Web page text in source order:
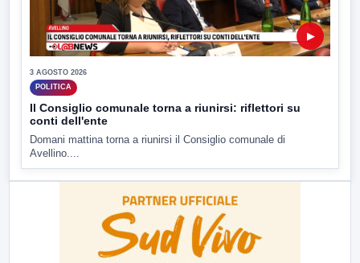
▶
3 AGOSTO 2026
POLITICA
Il Consiglio comunale torna a riunirsi: riflettori su
conti dell'ente
Domani mattina torna a riunirsi il Consiglio comunale di
Avellino....